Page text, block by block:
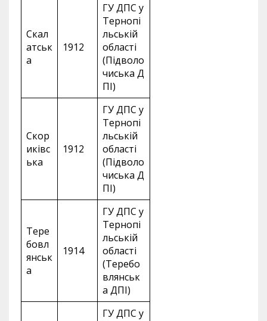
Скал
атськ
а
1912
ГУ ДПС у
Тернопі
льській
області
(Підволо
чиська Д
ПІ)
Скор
иківс
ька
1912
ГУ ДПС у
Тернопі
льській
області
(Підволо
чиська Д
ПІ)
Тере
бовл
янськ
а
1914
ГУ ДПС у
Тернопі
льській
області
(Теребо
влянськ
а ДПІ)
ГУ ДПС у